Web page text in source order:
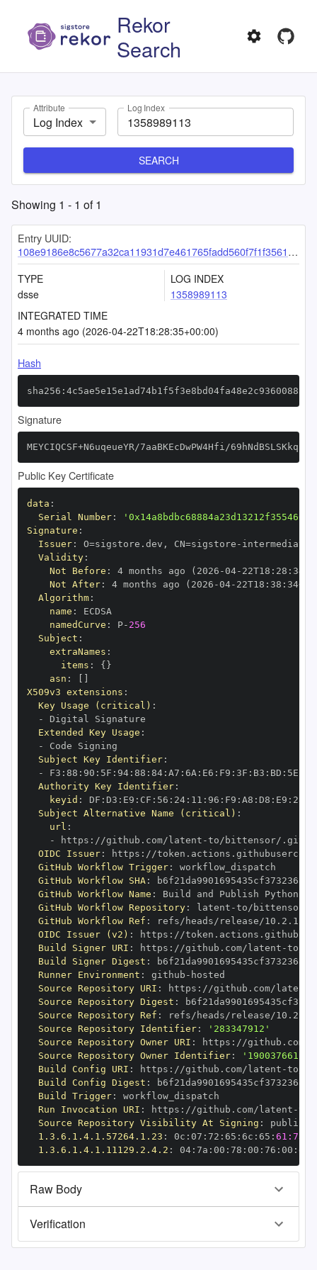
Rekor
Search
Attribute
Log Index
Log Index
SEARCH
Showing 1 - 1 of1
Entry UUID:
108e9186e8c5677a32ca11931d7e461765fadd560f7f1f3561d3713e90dc09b0884a58cf107620d9
TYPE
dsse
LOG INDEX
1358989113
INTEGRATED TIME
4 months ago (2026-04-22T18:28:35+00:00)
Hash
Signature
MEYCIQCSF+N6uqeueYR/7aaBKEcDwPW4Hfi/
Public Key Certificate
data :
Serial Number:
Signature :
Issuer: O=sigstore.dev , CN=sigstore -
Validity:
Not Before : 4 months ago (2026 -04- 22T18 : 28 :
Not After: 4 months ago (2026 -04- 22T18 : 38 : 34+00
Algorithm:
name :
namedCurve : P- 256
Subject :
extraNames :
items : { }
asn :
X509v3 extensions :
Key Usage (critical) :
-
Extended Key Usage :
-
Subject Key Identifier:
-
F3 : 88 : 90 : 5F : 94: 88 : 84: A7 : 6A : E6 : F9 : 3F : B3 : BD : 5E
Authority Key Identifier:
keyid : DF : D3 : E9 : CF : 56 : 24: 11 : 96 : F9 : A8 : D8 : E9 : 28
Subject Alternative Name (critical) :
url :
-
https : //github.com/latent -
OIDC Issuer: https :
GitHub Workflow Trigger:
GitHub Workflow SHA:
GitHub Workflow Name :
GitHub Workflow Repository: latent -
GitHub Workflow Ref :
OIDC Issuer (v2) : https :
Build Signer URI : https : //github.com/latent -
Build Signer Digest :
Runner Environment : github -
Source Repository URI : https : //github.com/latent
Source Repository Digest :
Source Repository Ref :
Source Repository Identifier:
'283347912'
Source Repository Owner URI : https : //github.com/
Source Repository Owner Identifier:
'190037661'
Build Config URI : https : //github.com/latent -
Build Config Digest :
Build Trigger:
Run Invocation URI : https : //github.com/latent -
Source Repository Visibility At Signing :
1.3.6.1.4.1.57264.1.23 : 0c : 07 : 72 : 65 : 6c : 65 :
1.3.6.1.4.1.11129.2.4.2 : 04: 7a : 00 : 78 : 00 : 76 : 00 : dd
Raw Body
Verification